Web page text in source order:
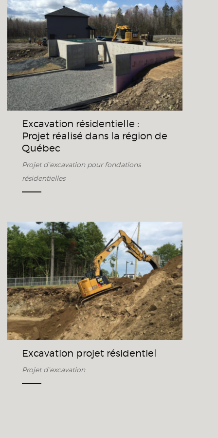
Excavation résidentielle :
Projet réalisé dans la région
de Québec
Excavation résidentielle :
Projet réalisé dans la région de
Québec
Projet d’excavation pour fondations
résidentielles
Excavation projet résidentiel
Excavation projet résidentiel
Projet d’excavation